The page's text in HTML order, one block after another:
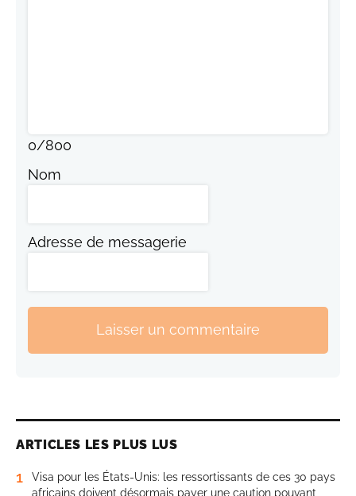
0/800
Nom
Adresse de messagerie
Laisser un commentaire
ARTICLES LES PLUS LUS
1
Visa pour les États-Unis: les ressortissants de ces 30 pays
africains doivent désormais payer une caution pouvant